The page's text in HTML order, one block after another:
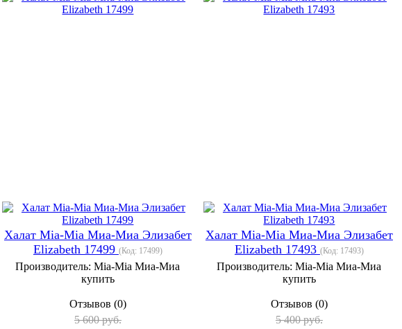
Халат Mia-Mia Миа-Миа Элизабет
Elizabeth 17499 (Код: 17499)
Производитель:Mia-Mia Миа-Миа
купить
Отзывов (0)
5 600 руб.
Халат Mia-Mia Миа-Миа Элизабет
Elizabeth 17493 (Код: 17493)
Производитель:Mia-Mia Миа-Миа
купить
Отзывов (0)
5 400 руб.